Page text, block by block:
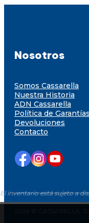
El inventario está sujeto a
Nosotros
Somos Cassarella
Nuestra Historia
ADN Cassarella
Política de
Devoluciones
Contacto
2026 © CASSARELLA.